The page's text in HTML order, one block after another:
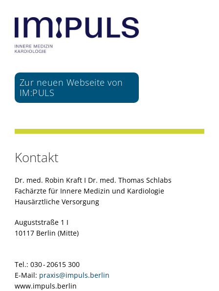
Zur neuen Webseite von
IM:PULS
Kontakt
Dr. med. Robin Kraft I Dr. med. Thomas Schlabs
Fachärzte für Innere Medizin und Kardiologie
Hausärztliche Versorgung
Auguststraße 1 I
10117 Berlin (Mitte)
Tel.: 030 - 20615 300
E-Mail: praxis@impuls.berlin
www.impuls.berlin